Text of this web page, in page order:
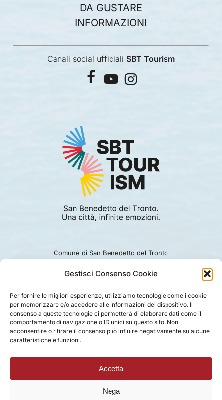
Gestisci Consenso Cookie
Per fornire le migliori esperienze, utilizziamo tecnologie come i cookie
per memorizzare e/o accedere alle informazioni del dispositivo. Il
consenso a queste tecnologie ci permetterà di elaborare dati come il
comportamento di navigazione o ID unici su questo sito. Non
acconsentire o ritirare il consenso può influire negativamente su alcune
caratteristiche e funzioni.
Accetta
Nega
DA GUSTARE
INFORMAZIONI
Canali social ufficiali SBT Tourism
facebook
youtubeinstagram
Comune di San Benedetto del Tronto
Ufficio turismo: 0735.794229
PRIVACY |COOKIE | LEGAL |DISCLAIMER